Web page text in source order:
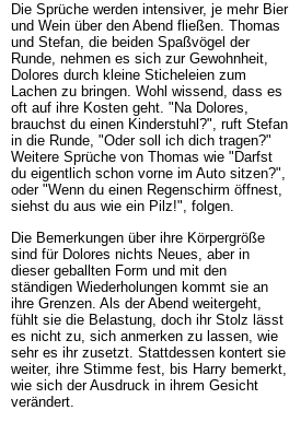
Die Sprüche werden intensiver, je mehr Bier
und Wein über den Abend fließen. Thomas
und Stefan, die beiden Spaßvögel der
Runde, nehmen es sich zur Gewohnheit,
Dolores durch kleine Sticheleien zum
Lachen zu bringen. Wohl wissend, dass es
oft auf ihre Kosten geht. "Na Dolores,
brauchst du einen Kinderstuhl?", ruft Stefan
in die Runde, "Oder soll ich dich tragen?"
Weitere Sprüche von Thomas wie "Darfst
du eigentlich schon vorne im Auto sitzen?",
oder "Wenn du einen Regenschirm öffnest,
siehst du aus wie ein Pilz!", folgen.
Die Bemerkungen über ihre Körpergröße
sind für Dolores nichts Neues, aber in
dieser geballten Form und mit den
ständigen Wiederholungen kommt sie an
ihre Grenzen. Als der Abend weitergeht,
fühlt sie die Belastung, doch ihr Stolz lässt
es nicht zu, sich anmerken zu lassen, wie
sehr es ihr zusetzt. Stattdessen kontert sie
weiter, ihre Stimme fest, bis Harry bemerkt,
wie sich der Ausdruck in ihrem Gesicht
verändert.